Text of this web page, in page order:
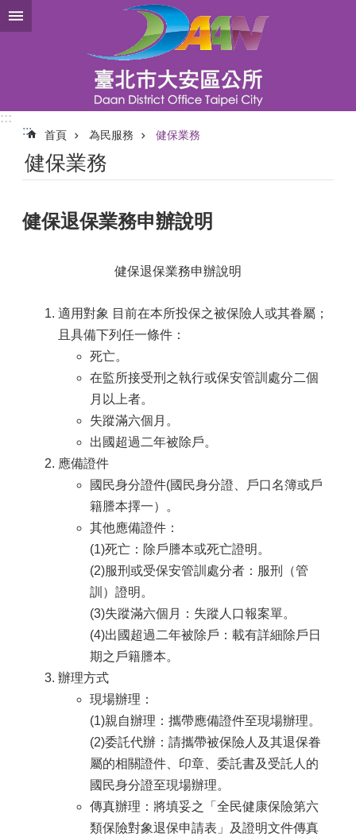
跳到主要內容區塊
:::
:::
首頁 為民服務 健保業務
健保業務
健保退保業務申辦說明
健保退保業務申辦說明
適用對象 目前在本所投保之被保險人或其眷屬；
且具備下列任一條件：
死亡。
在監所接受刑之執行或保安管訓處分二個
月以上者。
失蹤滿六個月。
出國超過二年被除戶。
應備證件
國民身分證件(國民身分證、戶口名簿或戶
籍謄本擇一）。
其他應備證件：
(1)死亡：除戶謄本或死亡證明。
(2)服刑或受保安管訓處分者：服刑（管
訓）證明。
(3)失蹤滿六個月：失蹤人口報案單。
(4)出國超過二年被除戶：載有詳細除戶日
期之戶籍謄本。
辦理方式
現場辦理：
(1)親自辦理：攜帶應備證件至現場辦理。
(2)委託代辦：請攜帶被保險人及其退保眷
屬的相關證件、印章、委託書及受託人的
國民身分證至現場辦理。
傳真辦理：將填妥之「全民健康保險第六
類保險對象退保申請表」及證明文件傳真